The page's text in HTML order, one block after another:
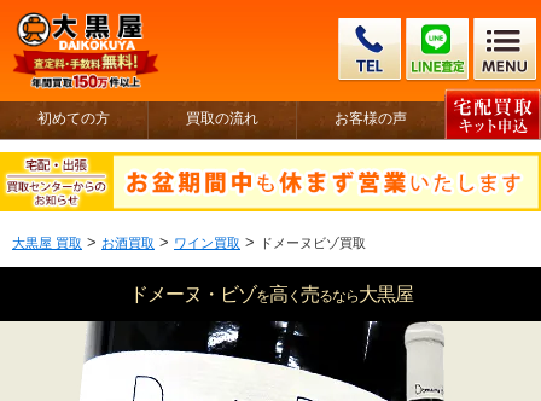
初めての方 買取の流れ お客様の声
大黒屋 買取 > お酒買取 > ワイン買取 > ドメーヌビゾ買取
ドメーヌ・ビゾを高く 売るなら大黒屋